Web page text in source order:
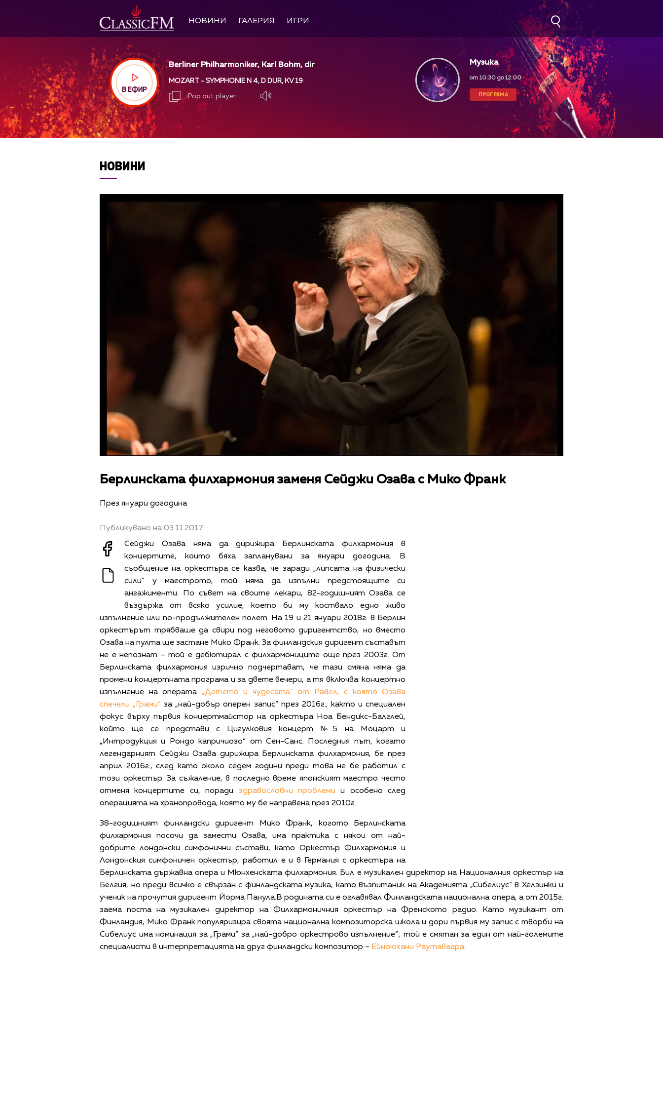
НОВИНИ ГАЛЕРИЯ ИГРИ
В ЕФИР
Berliner Philharmoniker, Karl Bohm, dir
MOZART - SYMPHONIE N 4, D DUR, KV 19
Pop out player
Музика
от 10:30 до 12:00
ПРОГРАМА
НОВИНИ
Берлинската филхармония заменя Сейджи Озава с Мико Франк
През януари догодина
Публикувано на 03.11.2017
Сейджи Озава няма да дирижира Берлинската филхармония в
концертите, които бяха запланувани за януари догодина. В
съобщение на оркестъра се казва, че заради „липсата на физически
сили“ у маестрото, той няма да изпълни предстоящите си
ангажименти. По съвет на своите лекари, 82-годишният Озава се
въздържа от всяко усилие, което би му коствало едно живо
изпълнение или по-продължителен полет. На 19 и 21 януари 2018г. в Берлин
оркестърът трябваше да свири под неговото диригентство, но вместо
Озава на пулта ще застане Мико Франк. За финландския диригент съставът
не е непознат – той е дебютирал с филхармониците още през 2003г. От
Берлинската филхармония изрично подчертават, че тази смяна няма да
промени концертната програма и за двете вечери, а тя включва: концертно
изпълнение на операта „Детето и чудесата“ от Равел, с която Озава
спечели „Грами“ за „най-добър оперен запис“ през 2016г., както и специален
фокус върху първия концертмайстор на оркестъра Ноа Бендикс-Балглей,
който ще се представи с Цигулковия концерт №5 на Моцарт и
„Интродукция и Рондо капричиозо“ от Сен-Санс. Последния път, когато
легендарният Сейджи Озава дирижира Берлинската филхармония, бе през
април 2016г., след като около седем години преди това не бе работил с
този оркестър. За съжаление, в последно време японският маестро често
отменя концертите си, поради здравословни проблеми и особено след
операцията на хранопровода, която му бе направена през 2010г.
38-годишният финландски диригент Мико Франк, когото Берлинската
филхармония посочи да замести Озава, има практика с някои от най-
добрите лондонски симфонични състави, като Оркестър Филхармония и
Лондонския симфоничен оркестър, работил е и в Германия с оркестъра на
Берлинската държавна опера и Мюнхенската филхармония. Бил е музикален директор на Националния оркестър на
Белгия, но преди всичко е свързан с финландската музика, като възпитаник на Академията „Сибелиус“ в Хелзинки и
ученик на прочутия диригент Йорма Панула.В родината си е оглавявал Финландската национална опера, а от 2015г.
заема поста на музикален директор на Филхармоничния оркестър на Френското радио. Като музикант от
Финландия, Мико Франк популяризира своята национална композиторска школа и дори първия му запис с творби на
Сибелиус има номинация за „Грами“ за „най-добро оркестрово изпълнение“; той е смятан за един от най-големите
специалисти в интерпретацията на друг финландски композитор – Ейноюхани Раутаваара.